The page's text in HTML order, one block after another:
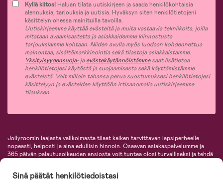
Kyllä kiitos! Haluan tilata uutiskirjeen ja saada henkilökohtaisia
alennuksia, tarjouksia ja uutisia. Hyväksyn siten henkilötietojeni
käsittelyn ohessa mainituilla tavoilla.
Uutiskirjeemme käyttää evästeitä ja muita vastaavia tekniikoita, joilla
mitataan avaamisastetta ja asiakkaidemme kiinnostusta
tarjouksiamme kohtaan. Niiden avulla myös luodaan kohdennettua
mainontaa, sisältömarkkinointia sekä tilastoja asiakkaistamme.
Yksityisyydensuoja-jaevästekäytännöistämmesaat lisätietoa
henkilötietojesi käytöstä ja suojaamisesta sekä käyttämistämme
evästeistä. Voit milloin tahansa perua suostumuksesi henkilötietojesi
käsittelyyn ja evästeiden käyttöön irtisanomalla uutiskirjeemme
tilauksen.
Jollyroomin laajasta valikoimasta tilaat kaiken tarvittavan lapsiperheelle
nopeasti, helposti ja aina edullisin hinnoin. Osaavan asiakaspalvelumme ja
365 päivän palautusoikeuden ansiosta voit tuntea olosi turvalliseksi ja tehdä
vaatteet vauvoille ja lapsille, inspiroivia sisustustuotteita lastenhuoneeseen,
lastentarvikkeita sekä paljon muuta. Meiltä löydät lukuisia tunnettuja
Sinä päätät henkilötiedoistasi